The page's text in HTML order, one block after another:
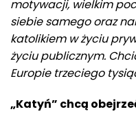
motywacji, wielkim
siebie samego oraz
katolikiem w życiu
życiu publicznym.
Europie trzeciego
„Katyń” chcą